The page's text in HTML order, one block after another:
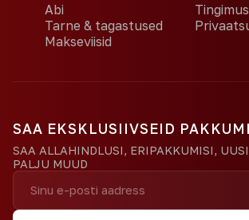
Abi
Tarne & tagastused
Makseviisid
SAA EKSKLUSIIVSEID
SAA ALLAHINDLUSI, ERIPAKKUMISI,
PALJU MUUD